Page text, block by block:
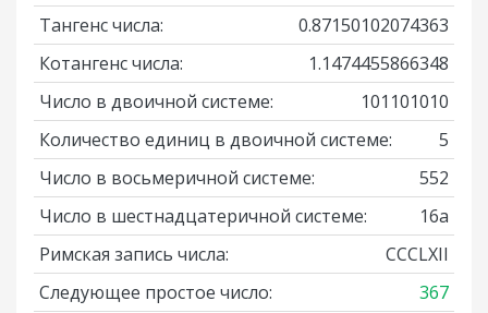
Тангенс числа:
0.87150102074363
Котангенс числа:
1.1474455866348
Число в двоичной системе:
101101010
Количество единиц в двоичной системе:
5
Число в восьмеричной системе:
552
Число в шестнадцатеричной системе:
16a
Римская запись числа:
CCCLXII
Следующее простое число:
367